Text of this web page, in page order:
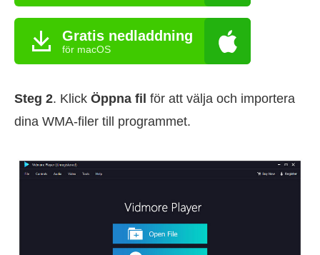
Gratis nedladdning
för macOS
Steg 2. Klick Öppna fil för att välja och importera
dina WMA-filer till programmet.